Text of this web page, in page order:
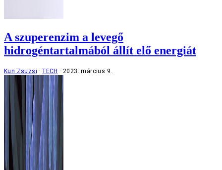
A szuperenzim a levegő
hidrogéntartalmából állít elő energiát
Kun Zsuzsi TECH 2023. március 9.